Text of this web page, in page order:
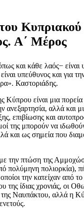
του Κυπριακού
Α΄ Μέρος
και κάθε λαός− είναι
υπεύθυνος και για
Καστοριάδης.
Κύπρου είναι μια
ανεξαρτησία, αλλά και
επιβίωσης και
της μπορούν να
και ως σημεία που
την πτώση της
πολύμηνη πολιορκία),
οποίοι την κατείχαν από
της ίδιας χρονιάς, οι
της Ναυπάκτου, αλλά η